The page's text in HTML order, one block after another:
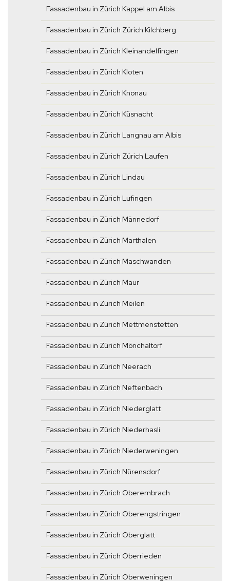
Fassadenbau in Zürich Kappel am Albis
Fassadenbau in Zürich Zürich Kilchberg
Fassadenbau in Zürich Kleinandelfingen
Fassadenbau in Zürich Kloten
Fassadenbau in Zürich Knonau
Fassadenbau in Zürich Küsnacht
Fassadenbau in Zürich Langnau am Albis
Fassadenbau in Zürich Zürich Laufen
Fassadenbau in Zürich Lindau
Fassadenbau in Zürich Lufingen
Fassadenbau in Zürich Männedorf
Fassadenbau in Zürich Marthalen
Fassadenbau in Zürich Maschwanden
Fassadenbau in Zürich Maur
Fassadenbau in Zürich Meilen
Fassadenbau in Zürich Mettmenstetten
Fassadenbau in Zürich Mönchaltorf
Fassadenbau in Zürich Neerach
Fassadenbau in Zürich Neftenbach
Fassadenbau in Zürich Niederglatt
Fassadenbau in Zürich Niederhasli
Fassadenbau in Zürich Niederweningen
Fassadenbau in Zürich Nürensdorf
Fassadenbau in Zürich Oberembrach
Fassadenbau in Zürich Oberengstringen
Fassadenbau in Zürich Oberglatt
Fassadenbau in Zürich Oberrieden
Fassadenbau in Zürich Oberweningen